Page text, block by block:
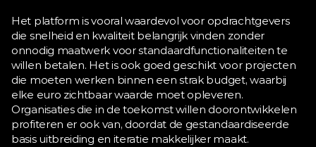
Het platform is vooral waardevol voor opdrachtgevers
die snelheid en kwaliteit belangrijk vinden zonder
onnodig maatwerk voor standaardfunctionaliteiten te
willen betalen. Het is ook goed geschikt voor projecten
die moeten werken binnen een strak budget, waarbij
elke euro zichtbaar waarde moet opleveren.
Organisaties die in de toekomst willen doorontwikkelen
profiteren er ook van, doordat de gestandaardiseerde
basis uitbreiding en iteratie makkelijker maakt.